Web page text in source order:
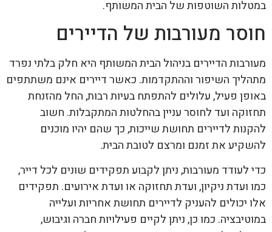
במטלות השוטפות של הבית המשותף.
חוסר מעורבות של הדיירים
מעורבות הדיירים בניהול הבית המשותף היא חלק בלתי נפרד
מתהליך השיפור וההתקדמות. כאשר דיירים אינם משתתפים
באופן פעיל, עלולים להתפתח בעיות רבות, החל מהזנחת
תחזוקה ועד לחוסר עניין בהחלטות המתקבלות. חשוב
להקנות לדיירים תחושת שייכות, כך שהם יהיו מוכנים
להשקיע את זמנם ומרצם לטובת הבית.
כדי לעודד מעורבות, ניתן לקבוע תפקידים שונים לכל דייר,
כמו ועדת ניקיון, ועדת תחזוקה או ועדת אירועים. תפקידים
אלו יכולים להעניק לדיירים תחושת אחריות ועלייה
במוטיבציה. כמו כן, ניתן לקיים פעילויות חברה וגיבוש,